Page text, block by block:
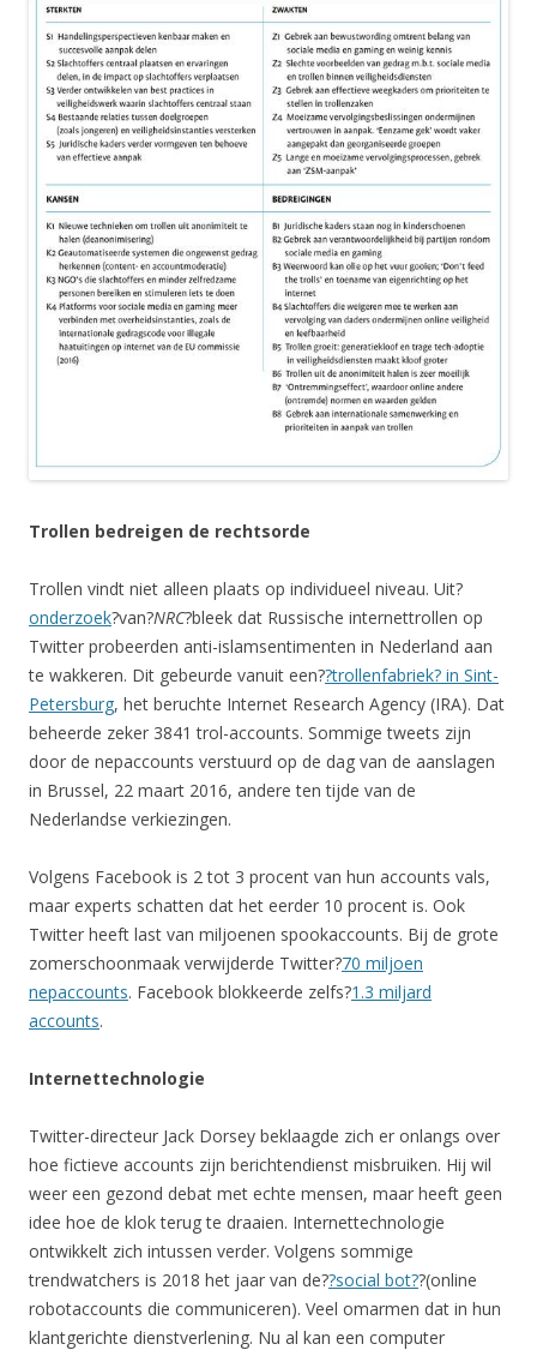
Trollen bedreigen de rechtsorde
Trollen vindt niet alleen plaats op individueel niveau. Uit?
onderzoek?van?NRC?bleek dat Russische internettrollen op
Twitter probeerden anti-islamsentimenten in Nederland aan
te wakkeren. Dit gebeurde vanuit een??trollenfabriek? in Sint-
Petersburg, het beruchte Internet Research Agency (IRA). Dat
beheerde zeker 3841 trol-accounts. Sommige tweets zijn
door de nepaccounts verstuurd op de dag van de aanslagen
in Brussel, 22 maart 2016, andere ten tijde van de
Nederlandse verkiezingen.
Volgens Facebook is 2 tot 3 procent van hun accounts vals,
maar experts schatten dat het eerder 10 procent is. Ook
Twitter heeft last van miljoenen spookaccounts. Bij de grote
zomerschoonmaak verwijderde Twitter?70 miljoen
nepaccounts. Facebook blokkeerde zelfs?1.3 miljard
accounts.
Internettechnologie
Twitter-directeur Jack Dorsey beklaagde zich er onlangs over
hoe fictieve accounts zijn berichtendienst misbruiken. Hij wil
weer een gezond debat met echte mensen, maar heeft geen
idee hoe de klok terug te draaien. Internettechnologie
ontwikkelt zich intussen verder. Volgens sommige
trendwatchers is 2018 het jaar van de??social bot??(online
robotaccounts die communiceren). Veel omarmen dat in hun
klantgerichte dienstverlening. Nu al kan een computer